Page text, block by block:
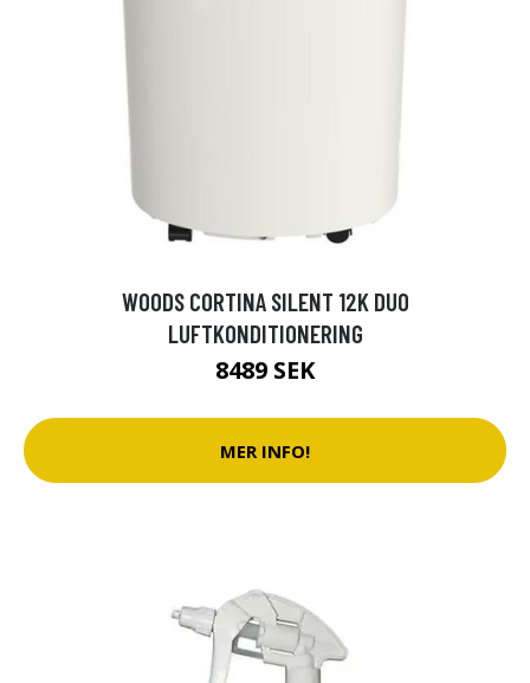
WOODS CORTINA SILENT 12K DUO
LUFTKONDITIONERING
8489 SEK
MER INFO!